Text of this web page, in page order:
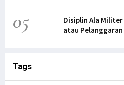
05
Disiplin Ala
atau Pelanggaran
Tags